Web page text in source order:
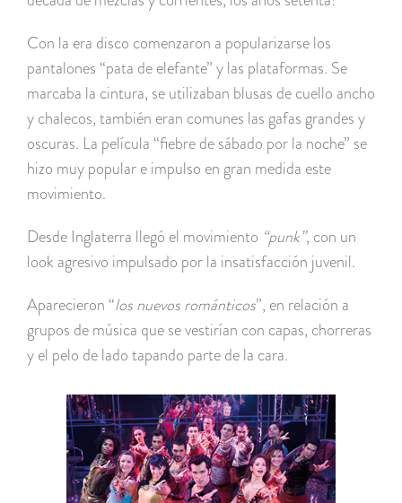
Con la era disco comenzaron a popularizarse los
pantalones “pata de elefante” y las plataformas. Se
marcaba la cintura, se utilizaban blusas de cuello ancho
y chalecos, también eran comunes las gafas grandes y
oscuras. La película “fiebre de sábado por la noche” se
hizo muy popular e impulso en gran medida este
movimiento.
Desde Inglaterra llegó el movimiento “punk”, con un
look agresivo impulsado por la insatisfacción juvenil.
Aparecieron “los nuevos románticos”, en relación a
grupos de música que se vestirían con capas, chorreras
y el pelo de lado tapando parte de la cara.